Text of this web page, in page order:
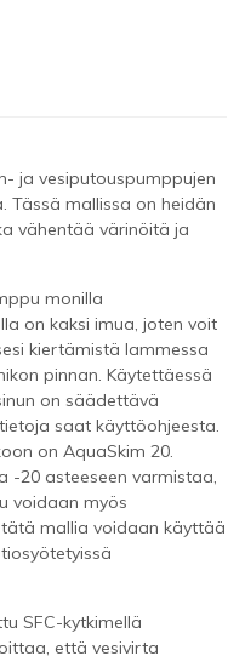
ja vesiputouspumppujen
Tässä mallissa on heidän
vähentää värinöitä ja
monilla
on kaksi imua, joten voit
kiertämistä lammessa
pinnan. Käytettäessä
on säädettävä
saat käyttöohjeesta.
on AquaSkim 20.
-20 asteeseen varmistaa,
voidaan myös
mallia voidaan käyttää
SFC-kytkimellä
että vesivirta